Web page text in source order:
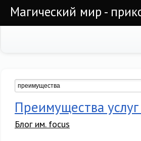
Магический мир -
Преимущества
Блог им. focus